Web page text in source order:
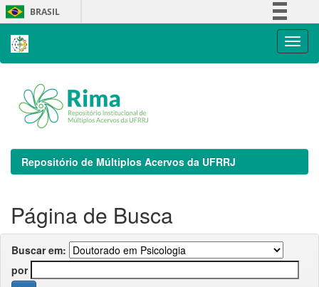
Skip
navigation
BRASIL
Repositório de Múltiplos Acervos da UFRRJ
Página de Busca
Buscar em:
por